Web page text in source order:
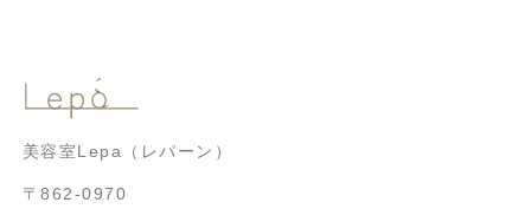
美容室Lepa（レパーン）
〒862-0970